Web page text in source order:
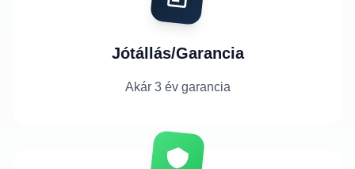
Jótállás/Garancia
Akár 3 év garancia